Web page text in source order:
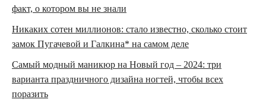
факт, о котором вы не знали
Никаких сотен миллионов: стало известно, сколько стоит
замок Пугачевой и Галкина* на самом деле
Самый модный маникюр на Новый год – 2024: три
варианта праздничного дизайна ногтей, чтобы всех
поразить